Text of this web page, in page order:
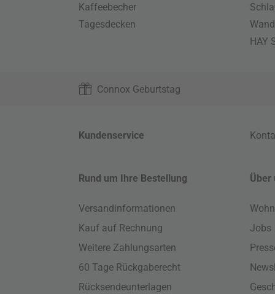
Kaffeebecher
Tagesdecken
HAY
Connox Geburtstag
Kundenservice
Rund um Ihre Bestellung
Versandinformationen
Kauf auf Rechnung
Weitere Zahlungsarten
60 Tage Rückgaberecht
Rücksendeunterlagen
Über
Jobs